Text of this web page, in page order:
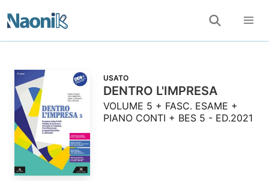
USATO
DENTRO L'IMPRESA
VOLUME 5 + FASC. ESAME +
PIANO CONTI + BES 5 - ED.2021